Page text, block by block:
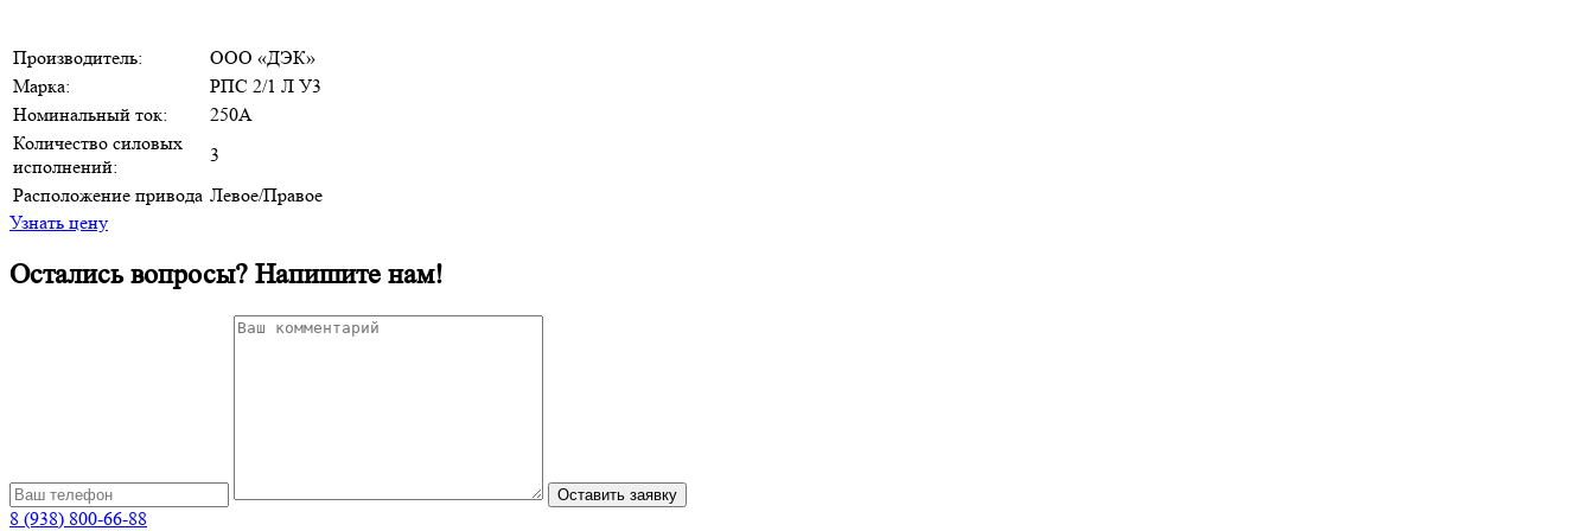
Производитель:
ООО «ДЭК»
Марка:
РПC 2/1 Л У3
Номинальный ток:
250А
Количество силовых
исполнений:
3
Расположение привода Левое/Правое
Узнать цену
Остались вопросы? Напишите нам!
8 (938) 800-66-88